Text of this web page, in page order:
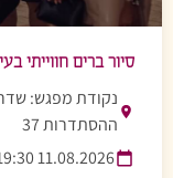
סיור ברים חווייתי
נקודת מפגש:
ההסתדרות 37
11.08.2026 19:30